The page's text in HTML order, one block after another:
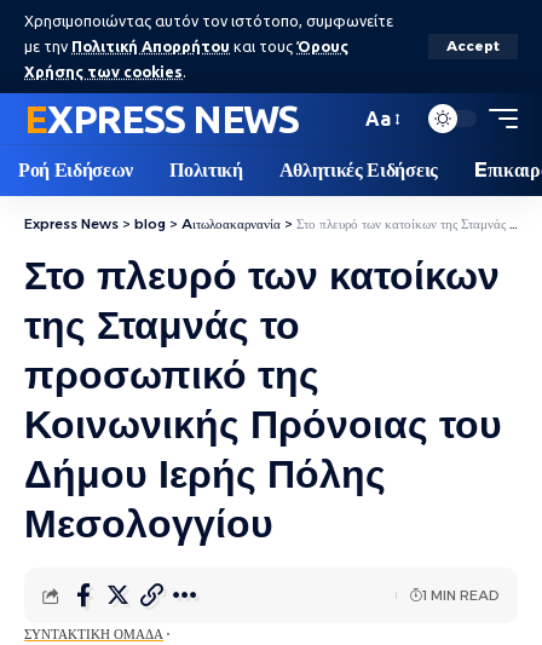
Χρησιμοποιώντας αυτόν τον ιστότοπο, συμφωνείτε
με την Πολιτική Απορρήτου και τους Όρους
Χρήσης των cookies.
Accept
EXPRESS NEWS Aa
Ροή Ειδήσεων Πολιτική Αθλητικές Ειδήσεις
Express News > blog > Aιτωλοακαρνανία > Στο πλευρό των κατοίκων της Σταμνάς το προσωπικό της Κοινωνικής Πρόνοιας του Δήμου Ιερής Πόλης Μεσολογγίου
Στο πλευρό των κατοίκων
της Σταμνάς το
προσωπικό της
Κοινωνικής Πρόνοιας του
Δήμου Ιερής Πόλης
Μεσολογγίου
ΣΥΝΤΑΚΤΙΚΉ ΟΜΆΔΑ
1 MIN READ